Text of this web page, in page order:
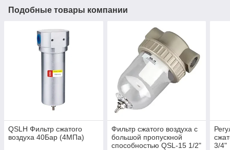
Подобные товары компании
QSLH Фильтр сжатого
воздуха 40Бар (4МПа)
Фильтр сжатого воздуха с
большой пропускной
способностью QSL-15 1/2"
3/4"